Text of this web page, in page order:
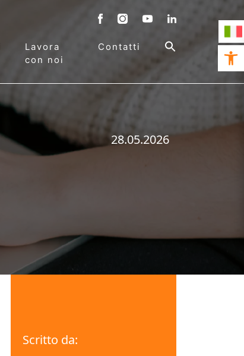
Lavora
con noi
Contatti
28.05.2026
Scritto da: